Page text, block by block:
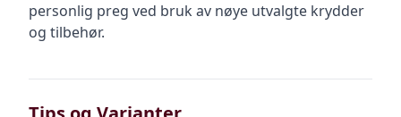
personlig preg ved bruk av nøye utvalgte krydder
og tilbehør.